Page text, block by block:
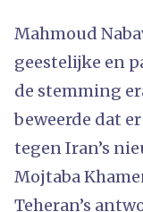
Mahmoud
geestelijke en
de stemming
beweerde dat
tegen Iran’s
Mojtaba
Teheran’s